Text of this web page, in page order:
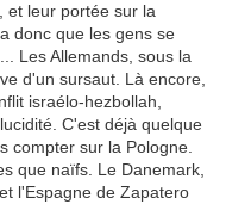
et leur portée sur la
donc que les gens se
Les Allemands, sous la
d'un sursaut. Là encore,
israélo-hezbollah,
C'est déjà quelque
compter sur la Pologne.
que naïfs. Le Danemark,
l'Espagne de Zapatero